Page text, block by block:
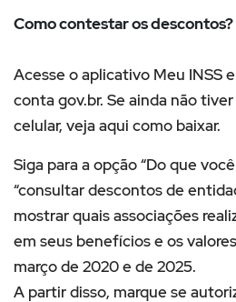
Como contestar os descontos?
Acesse o aplicativo Meu INSS
conta gov.br. Se ainda não
celular, veja aqui como baixar.
Siga para a opção “Do que
“consultar descontos de
mostrar quais associações
em seus benefícios e os
março de 2020 e de 2025.
A partir disso, marque se